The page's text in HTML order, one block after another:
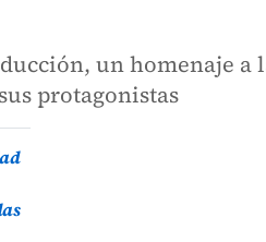
un homenaje a
protagonistas